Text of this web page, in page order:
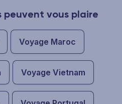
peuvent vous plaire
Voyage Maroc
Voyage Vietnam